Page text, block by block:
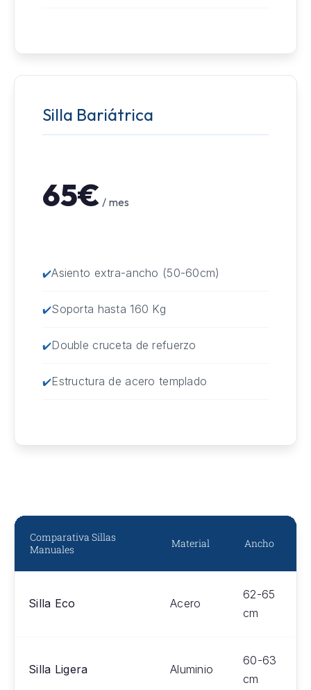
Silla Bariátrica
65€ / mes
Asiento extra-ancho (50-60cm)
Soporta hasta 160 Kg
Double cruceta de refuerzo
Estructura de acero templado
Comparativa Sillas
Manuales
Material Ancho
Silla Eco Acero
62-65
cm
Silla Ligera Aluminio
60-63
cm